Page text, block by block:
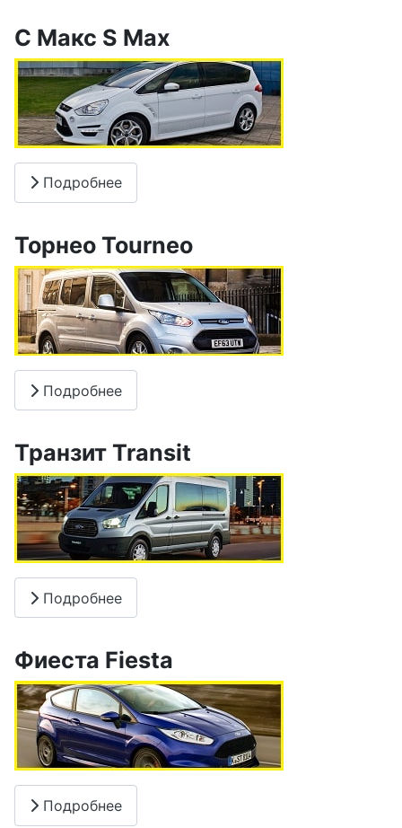
С Макс S Max
Подробнее
Торнео Tourneo
Подробнее
Транзит Transit
Подробнее
Фиеста Fiesta
Подробнее